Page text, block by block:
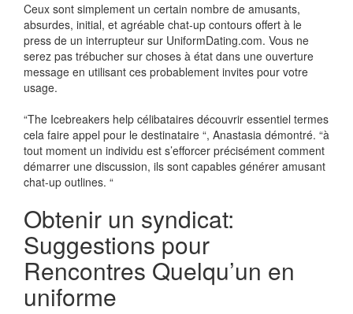
Ceux sont simplement un certain nombre de amusants,
absurdes, initial, et agréable chat-up contours offert à le
press de un interrupteur sur UniformDating.com. Vous ne
serez pas trébucher sur choses à état dans une ouverture
message en utilisant ces probablement invites pour votre
usage.
“The Icebreakers help célibataires découvrir essentiel termes
cela faire appel pour le destinataire “, Anastasia démontré. “à
tout moment un individu est s’efforcer précisément comment
démarrer une discussion, ils sont capables générer amusant
chat-up outlines. “
Obtenir un syndicat:
Suggestions pour
Rencontres Quelqu’un en
uniforme